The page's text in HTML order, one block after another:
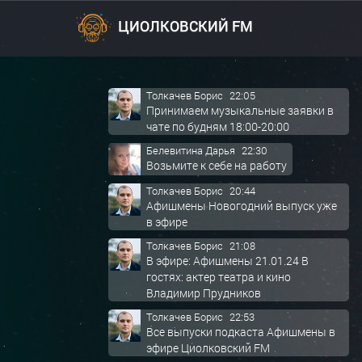
ЦИОЛКОВСКИЙ FM
3 марта приветы и заявки с 13:00 до
Толкачев Борис 22:05
Принимаем музыкальные заявки в
чате по будням 18:00-20:00
Белевитина Дарья 22:30
Возьмите к себе на работу
Толкачев Борис 20:44
Афишмены Новогодний выпуск уже
в эфире
Толкачев Борис 21:08
В эфире: Афишмены 21.01.24 В
гостях: актер театра и кино
Владимир Прудников
Толкачев Борис 22:53
Все выпуски подкаста Афишмены в
эфире Циолковский FM